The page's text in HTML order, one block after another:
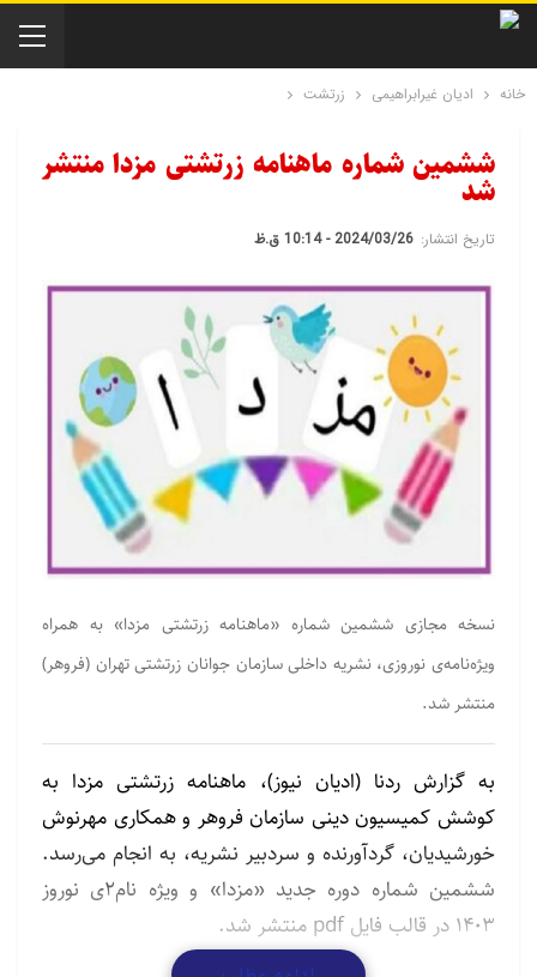
خانه ادیان غیرابراهیمی زرتشت
ششمین شماره ماهنامه زرتشتی مزدا منتشر
شد
تاریخ انتشار: 2024/03/26 - 10:14 ق.ظ
نسخه مجازی ششمین شماره «ماهنامه زرتشتی مزدا» به همراه
ویژه‌نامه‌ی نوروزی، نشريه داخلی سازمان جوانان زرتشتی تهران (فروهر)
منتشر شد.
به گزارش ردنا (ادیان نیوز)، ماهنامه زرتشتی مزدا به
کوشش کمیسیون دینی سازمان فروهر و همکاری مهرنوش
خورشیدیان، گردآورنده و سردبیر نشریه، به انجام می‌رسد.
ششمین شماره دوره جدید «مزدا» و ویژه نام‌2ی نوروز
۱۴۰۳ در قالب فايل pdf منتشر شد.